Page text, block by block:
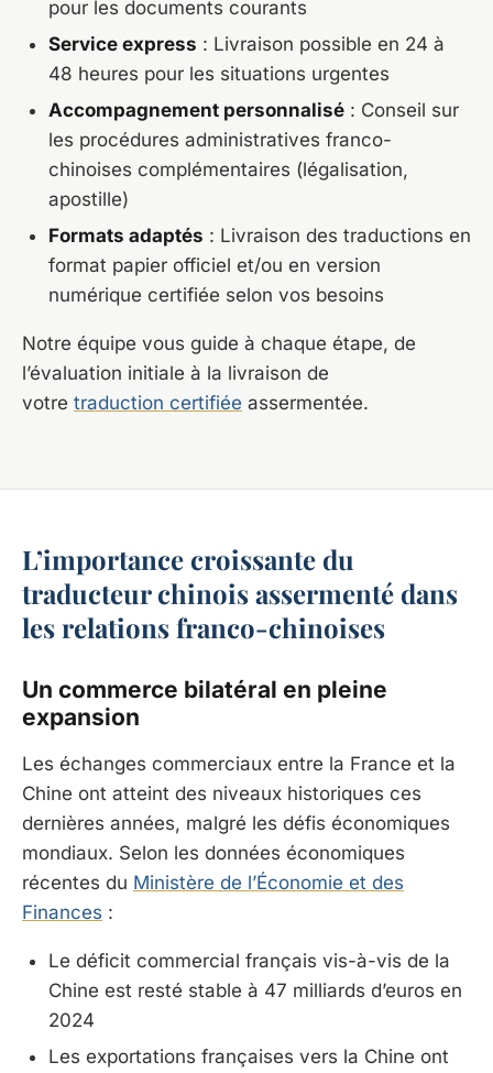
pour les documents courants
Service express : Livraison possible en 24 à
48 heures pour les situations urgentes
Accompagnement personnalisé : Conseil sur
les procédures administratives franco-
chinoises complémentaires (légalisation,
apostille)
Formats adaptés : Livraison des traductions en
format papier officiel et/ou en version
numérique certifiée selon vos besoins
Notre équipe vous guide à chaque étape, de
l’évaluation initiale à la livraison de
votre traduction certifiée assermentée.
L’importance croissante du
traducteur chinois assermenté dans
les relations franco-chinoises
Un commerce bilatéral en pleine
expansion
Les échanges commerciaux entre la France et la
Chine ont atteint des niveaux historiques ces
dernières années, malgré les défis économiques
mondiaux. Selon les données économiques
récentes du Ministère de l’Économie et des
Finances :
Le déficit commercial français vis-à-vis de la
Chine est resté stable à 47 milliards d’euros en
2024
Les exportations françaises vers la Chine ont